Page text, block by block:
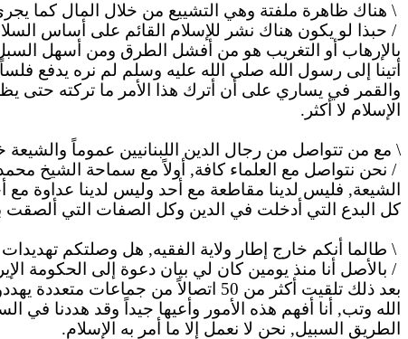
\ هناك ظاهرة ملفتة وهي التشييع من خلال المال كما
/ حبذا لو يكون هناك نشر للإسلام القائم على أساس
بالإرهاب أو التغريب هو من أفشل الطرق ومن أسهل
أتينا إلى رسول الله صلى الله عليه وسلم لم نره
والقمر في يساري على أن أترك هذا الأمر ما تركته حتى
الإسلام لا أكثر.
\ مع من تتواصل من رجال الدين اللبنانيين عموماً
/ نحن نتواصل مع العلماء كافة, أولاً مع سماحة الشيخ محمد
الشيعة, فليس لدينا مقاطعة مع أحد وليس لدينا عداوة
كل البدع التي أدخلت في الدين وكل الصفات التي ألصقت
\ طالما أنكم خارج إطار ولاية الفقيه, هل وصلتكم
/ بالأصل أنا منذ يومين كان لي بيان دعوة إلى الحكومة
بعد ذلك تلقيت أكثر من 50 اتصالاً من جماعات متعددة يهددونني بالقتل ويقولون من لم يقتل اليوم فسوف يقتل غداً, فأنت مقتول لا محال. وإذا
الله وتب, أنا أفهم هذه الأمور وأعيها جيداً وقد هددنا
الطريق السبيل, نحن لا نعمل إلا ما أمر به الإسلام.